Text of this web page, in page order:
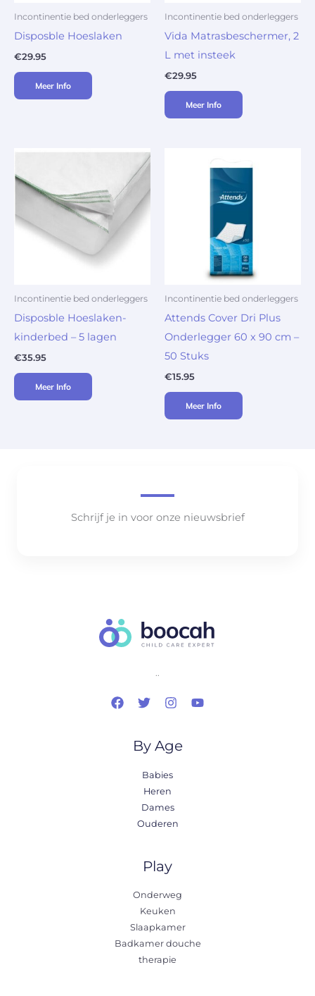
Incontinentie bed onderleggers
Disposble Hoeslaken
€29.95
Meer Info
Incontinentie bed onderleggers
Vida Matrasbeschermer, 2
L met insteek
€29.95
Meer Info
Incontinentie bed onderleggers
Disposble Hoeslaken-
kinderbed – 5 lagen
€35.95
Meer Info
Incontinentie bed onderleggers
Attends Cover Dri Plus
Onderlegger 60 x 90 cm –
50 Stuks
€15.95
Meer Info
Schrijf je in voor onze nieuwsbrief
..
By Age
Babies
Heren
Dames
Ouderen
Play
Onderweg
Keuken
Slaapkamer
Badkamer douche
therapie